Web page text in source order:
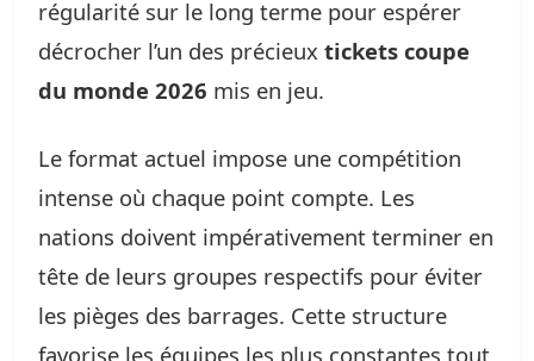
régularité sur le long terme pour espérer
décrocher l’un des précieux tickets coupe
du monde 2026 mis en jeu.
Le format actuel impose une compétition
intense où chaque point compte. Les
nations doivent impérativement terminer en
tête de leurs groupes respectifs pour éviter
les pièges des barrages. Cette structure
favorise les équipes les plus constantes tout